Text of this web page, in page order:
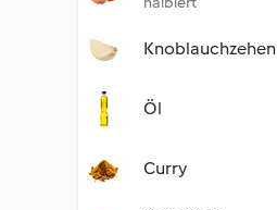
Knoblauchzehen
Öl
Curry